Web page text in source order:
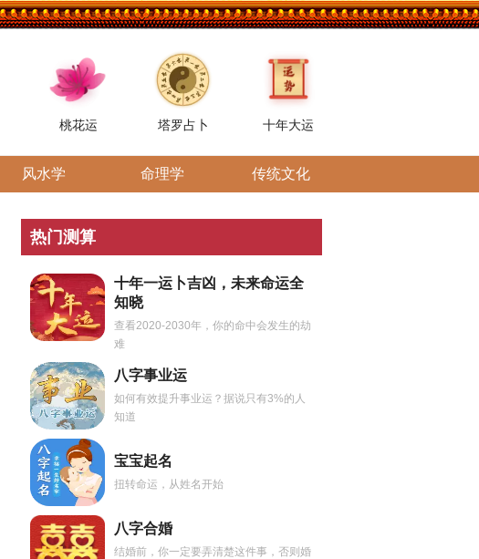
桃花运 塔罗占卜 十年大运
风水学 命理学 传统文化
热门测算
十年一运卜吉凶，未来命运全
知晓
查看2020-2030年，你的命中会发生的劫
难
八字事业运
如何有效提升事业运？据说只有3%的人
知道
宝宝起名
扭转命运，从姓名开始
八字合婚
结婚前，你一定要弄清楚这件事，否则婚